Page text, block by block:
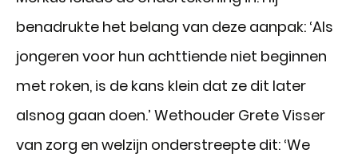
benadrukte het belang van deze aanpak: ‘Als
jongeren voor hun achttiende niet beginnen
met roken, is de kans klein dat ze dit later
alsnog gaan doen.’ Wethouder Grete Visser
van zorg en welzijn onderstreepte dit: ‘We